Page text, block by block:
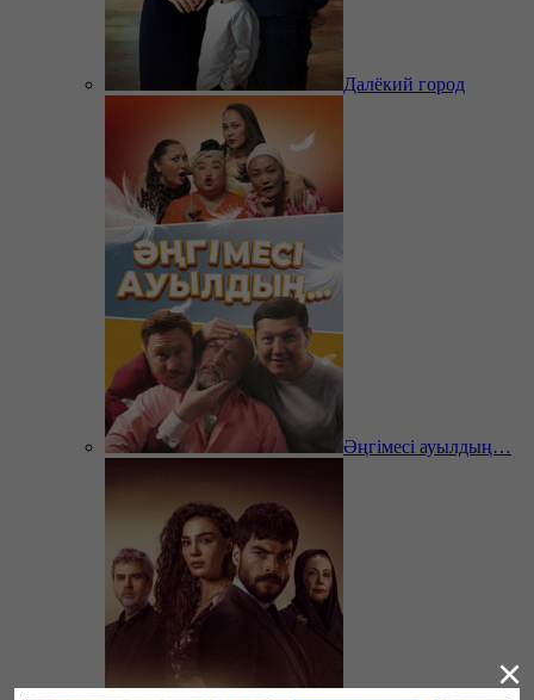
Далёкий город
Әңгімесі ауылдың…
×